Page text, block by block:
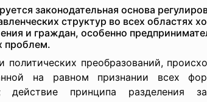
законодательная основа
структур во всех областях
и граждан, особенно
проблем.
преобразований,
на равном признании всех
действие принципа разделения